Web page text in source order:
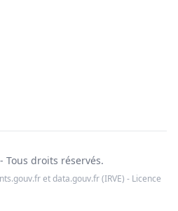
droits réservés.
et data.gouv.fr (IRVE) - Licence